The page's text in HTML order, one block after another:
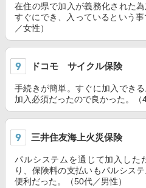
在住の県で加入が義務化された
すぐにでき、入っているという
／女性）
ドコモ サイクル保険
手続きが簡単。すぐに加入でき
加入必須だったので良かった。（
三井住友海上火災保険
パルシステムを通じて加入した
り、保険料の支払いもパルシス
便利だった。（50代／男性）